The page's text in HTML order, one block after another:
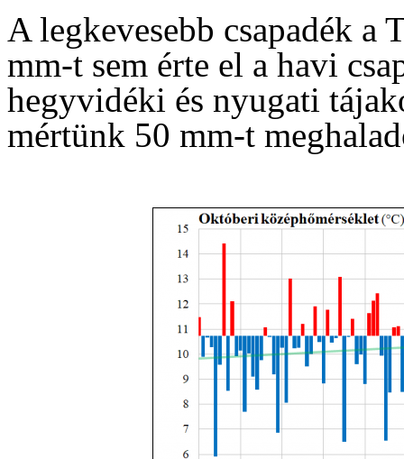
A legkevesebb csapadék
mm-t sem érte el a havi
hegyvidéki és nyugati
mértünk 50 mm-t